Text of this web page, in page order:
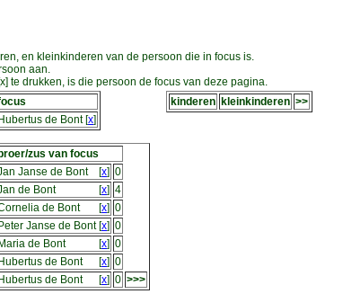
en kleinkinderen van de persoon die in focus is.
aan.
te drukken, is die persoon de focus van deze pagina.
Hubertus de Bont[x]
broer/zus van focus
Janse de Bont
[x] 0
de Bont
[x] 4
de Bont
[x] 0
Peter Janse de Bont[x] 0
Maria de Bont
[x] 0
Hubertus de Bont
[x] 0
Hubertus de Bont
[x] 0 >>>
kinderen kleinkinderen >>